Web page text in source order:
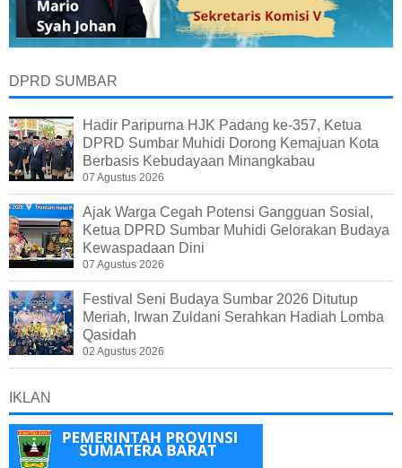
DPRD SUMBAR
Hadir Paripurna HJK Padang ke-357, Ketua
DPRD Sumbar Muhidi Dorong Kemajuan Kota
Berbasis Kebudayaan Minangkabau
07 Agustus 2026
Ajak Warga Cegah Potensi Gangguan Sosial,
Ketua DPRD Sumbar Muhidi Gelorakan Budaya
Kewaspadaan Dini
07 Agustus 2026
Festival Seni Budaya Sumbar 2026 Ditutup
Meriah, Irwan Zuldani Serahkan Hadiah Lomba
Qasidah
02 Agustus 2026
IKLAN